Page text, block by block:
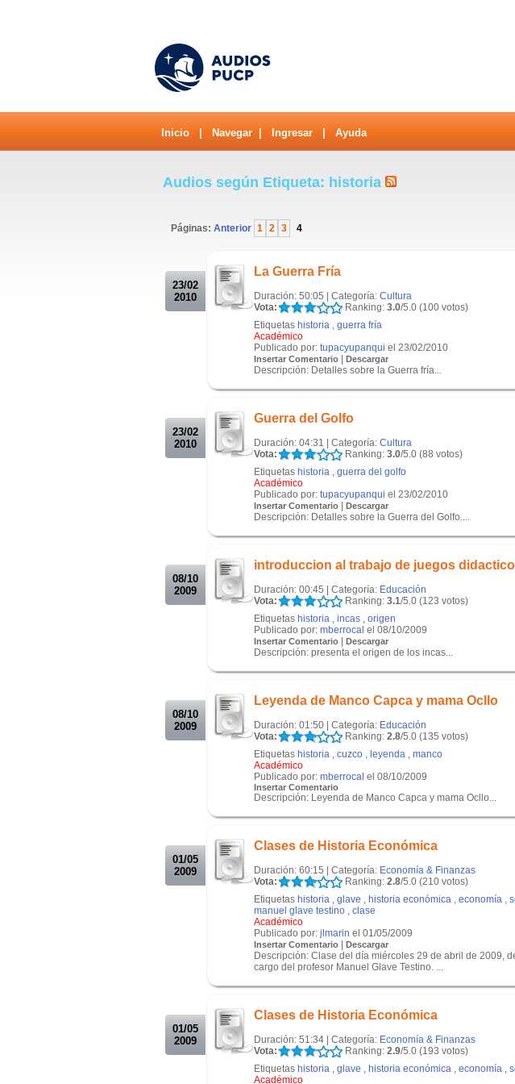
Inicio Navegar Ingresar Ayuda
Audios según Etiqueta: historia
Páginas: Anterior 1 2 3 4
23/02
2010
La Guerra Fría
Duración: 50:05 | Categoría: Cultura
Vota:
Ranking: 3.0/5.0 (100 votos)
Etiquetas historia , guerra fría
Académico
Publicado por: tupacyupanqui el 23/02/2010
Insertar Comentario | Descargar
Descripción: Detalles sobre la Guerra fría...
23/02
2010
Guerra del Golfo
Duración: 04:31 | Categoría: Cultura
Vota:
Ranking: 3.0/5.0 (88 votos)
Etiquetas historia , guerra del golfo
Académico
Publicado por: tupacyupanqui el 23/02/2010
Insertar Comentario | Descargar
Descripción: Detalles sobre la Guerra del Golfo....
08/10
2009
introduccion al trabajo de juegos
Duración: 00:45 | Categoría: Educación
Vota:
Ranking: 3.1/5.0 (123 votos)
Etiquetas historia , incas , origen
Publicado por: mberrocal el 08/10/2009
Insertar Comentario | Descargar
Descripción: presenta el origen de los incas...
08/10
2009
Leyenda de Manco Capca y mama Ocllo
Duración: 01:50 | Categoría: Educación
Vota:
Ranking: 2.8/5.0 (135 votos)
Etiquetas historia , cuzco , leyenda , manco
Académico
Publicado por: mberrocal el 08/10/2009
Insertar Comentario
Descripción: Leyenda de Manco Capca y mama Ocllo...
01/05
2009
Clases de Historia Económica
Duración: 60:15 | Categoría: Economía & Finanzas
Vota:
Ranking: 2.8/5.0 (210 votos)
Etiquetas historia , glave , historia económica , economía ,
manuel glave testino , clase
Académico
Publicado por: jlmarin el 01/05/2009
Insertar Comentario | Descargar
Descripción: Clase del día miércoles 29 de abril de 2009,
cargo del profesor Manuel Glave Testino. ...
01/05
2009
Clases de Historia Económica
Duración: 51:34 | Categoría: Economía & Finanzas
Vota:
Ranking: 2.9/5.0 (193 votos)
Etiquetas historia , glave , historia económica , economía ,
Académico